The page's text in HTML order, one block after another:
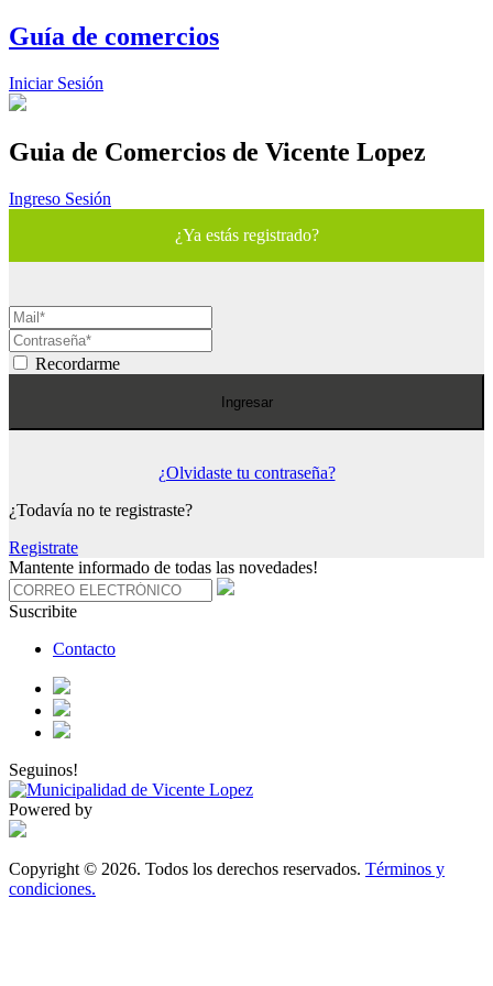
Guía de comercios
Iniciar Sesión
Guia de Comercios de Vicente Lopez
Ingreso Sesión
¿Ya estás registrado?
Recordarme
Ingresar
¿Olvidaste tu contraseña?
¿Todavía no te registraste?
Registrate
Mantente informado de todas las novedades!
Suscribite
Contacto
Seguinos!
Powered by
Copyright © 2026. Todos los derechos reservados. Términos y
condiciones.